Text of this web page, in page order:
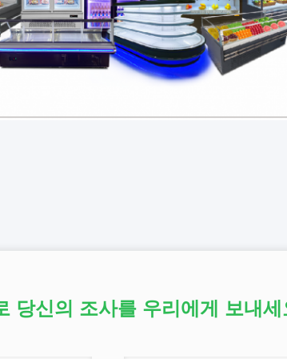
당신의 조사를 우리에게 보내세